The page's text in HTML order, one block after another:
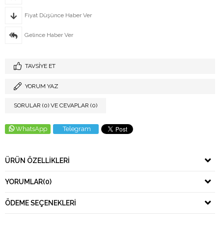
Fiyat Düşünce Haber Ver
Gelince Haber Ver
TAVSIYE ET
YORUM YAZ
SORULAR (0) VE CEVAPLAR (0)
WhatsApp Telegram
ÜRÜN ÖZELLIKLERI
YORUMLAR(0)
ÖDEME SEÇENEKLERI